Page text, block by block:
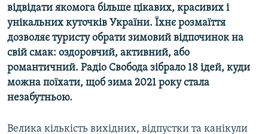
відвідати якомога більше цікавих, красивих і
унікальних куточків України. Їхнє розмаїття
дозволяє туристу обрати зимовий відпочинок на
свій смак: оздоровчий, активний, або
романтичний. Радіо Свобода зібрало 18 ідей, куди
можна поїхати, щоб зима 2021 року стала
незабутньою.
Велика кількість вихідних, відпустки та канікули